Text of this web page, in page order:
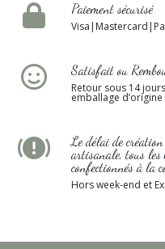
Paiement sécurisé
Satisfait ou
Retour sous 14
emballage d’origine
Le délai de
artisanale, tous
confectionnés à la
Hors week-end et